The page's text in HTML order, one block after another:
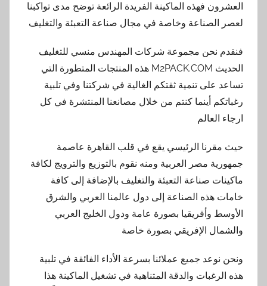
العشرون فهذه الماكينة الفريدة الرائعة توضح مدى تواكبنا
لعصر الصناعة وخاصة في مجال صناعة التعبئة والتغليف
فنقدم نحن مجموعة شركات المهندس منسي للتغليف
الحديث M2PACK.COM هذه المنتجات المتطورة التي
تساعد على تنمية ثقتكم الغالية في شركتنا وفي تلبية
رغباتكم أينما كنتم من خلال مصانعنا المنتشرة في كل
ارجاء العالم
حيث مقرنا الرئيسي يقع في قلب القاهرة عاصمة
جمهورية مصر العربية ومنه نقوم بالتوزيع والترويج لكافة
ماكينات صناعة التعبئة والتغليف بالإضافة إلى كافة
خامات هذه الصناعة إلى دول عالمنا العربي والشرق
الأوسط وأفريقيا بصورة عامة ودول الخليج العربي
والشمال الإفريقي بصورة خاصة
ونحن نوعد جميع عملائنا بسرعة الأداء الفائقة في تلبية
هذه الرغبات والدقة المتناهية في تشغيل الماكينة هذا